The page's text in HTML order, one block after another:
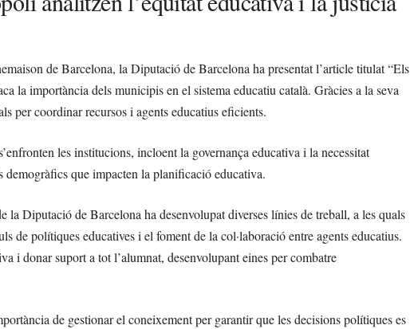
de Barcelona, la Diputació de Barcelona ha presentat l’article titulat “Els
la importància dels municipis en el sistema educatiu català. Gràcies a la seva
per coordinar recursos i agents educatius eficients.
les institucions, incloent la governança educativa i la necessitat
que impacten la planificació educativa.
la Diputació de Barcelona ha desenvolupat diverses línies de treball, a les quals
de polítiques educatives i el foment de la col·laboració entre agents educatius.
i donar suport a tot l’alumnat, desenvolupant eines per combatre
de gestionar el coneixement per garantir que les decisions polítiques es